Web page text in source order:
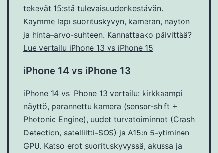
tekevät 15:stä tulevaisuudenkestävän.
Käymme läpi suorituskyvyn, kameran, näytön
ja hinta–arvo-suhteen. Kannattaako päivittää?
Lue vertailu iPhone 13 vs iPhone 15
iPhone 14 vs iPhone 13
iPhone 14 vs iPhone 13 vertailu: kirkkaampi
näyttö, parannettu kamera (sensor-shift +
Photonic Engine), uudet turvatoiminnot (Crash
Detection, satelliitti-SOS) ja A15:n 5-ytiminen
GPU. Katso erot suorituskyvyssä, akussa ja